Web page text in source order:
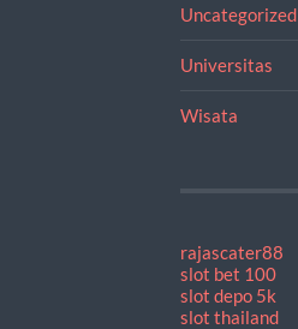
Uncategorized
Universitas
Wisata
rajascater88
slot bet 100
slot depo 5k
slot thailand